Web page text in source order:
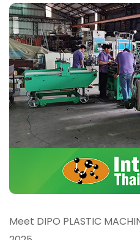
Meet DIPO PLASTIC